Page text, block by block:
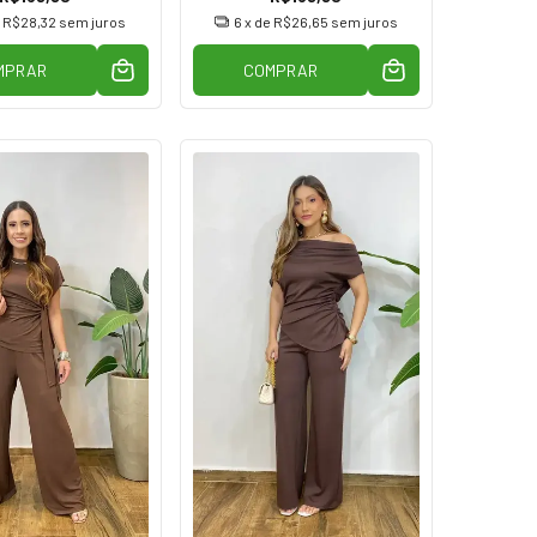
R$28,32 sem juros 6 x de R$26,65 sem juros
COMPRAR